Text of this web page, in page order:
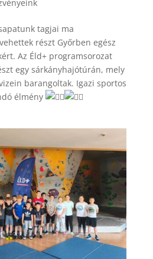
tagjai ma
részt Győrben egész
Az Éld+ programsorozat
egy sárkányhajótúrán, mely
barangoltak. Igazi sportos
élmény